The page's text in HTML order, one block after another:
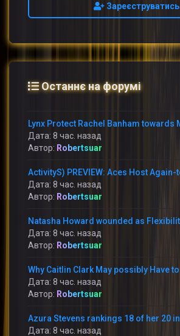
Зареєструватись
Останнє на форумі
Дата: 8 час. назад
Автор: Robertsuar
Дата: 8 час. назад
Автор: Robertsuar
Дата: 8 час. назад
Автор: Robertsuar
Дата: 8 час. назад
Автор: Robertsuar
Дата: 8 час. назад